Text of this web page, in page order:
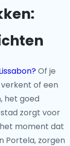
kasteel
Chiado,
en literaire
Praça do
da
tramritten die
Of je
of een
het goed
zorgt voor
moment dat
Portela, zorgen